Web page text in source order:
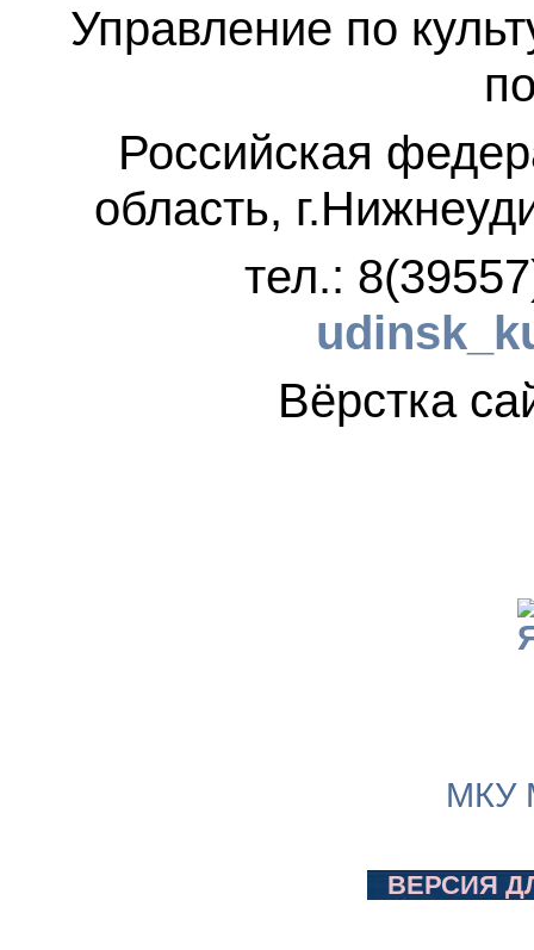
Управление по
Российская
область,
тел.:
Вёрстка
МКУ
ВЕРСИЯ